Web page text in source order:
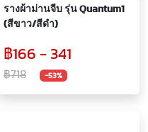
รางผ้าม่านจีบ รุ่น Quantum1
(สีขาว/สีดำ)
฿166 - 341
฿718 -53%